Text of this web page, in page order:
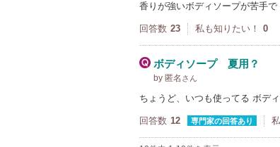
香りが強いボディソープが苦手
回答数 23 私も知りたい！ 0
ボディソープ 夏用？
by 匿名 さん
ちょうど、いつも使ってる ボデ
回答数 12 専門家の回答あり